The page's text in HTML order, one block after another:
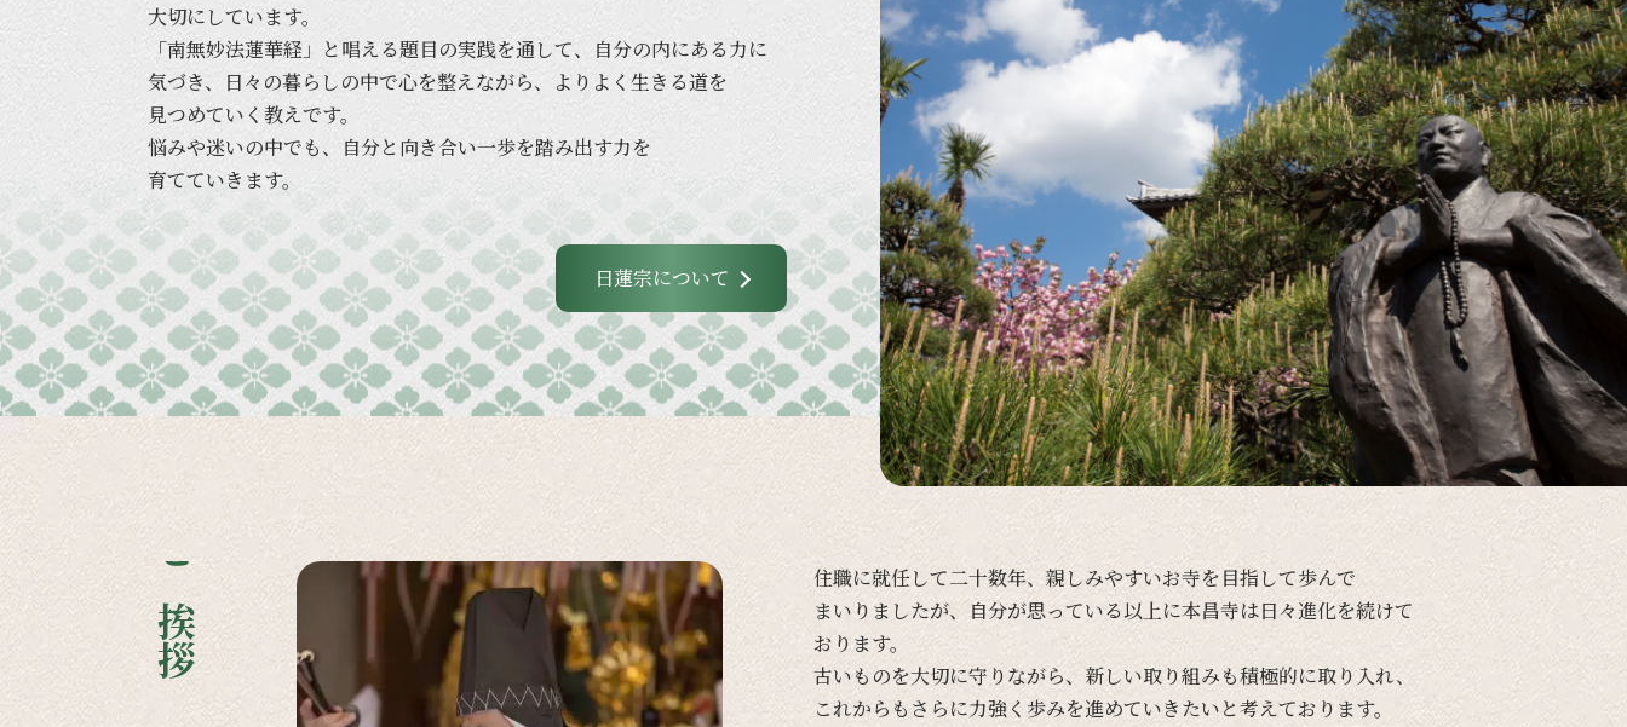
大切にしています。
「南無妙法蓮華経」と唱える題目の実践を通して、 自分の内にある力に
気づき、
日々の暮らしの中で心を整えながら、 より よく 生きる道を
見つめていく 教えです。
悩みや迷いの中でも、 自分と向き合い一歩を踏み出す力を
育てていきます。
日蓮宗について
ご挨拶 住職に就任して二十数年、 親しみやすいお寺を目指して歩んで
まいりましたが、自分が思っている以上に本昌寺は日々進化を続けて
おります。
古いものを大切に守りながら、 新しい取り組みも積極的に取り入れ、
これからも さらに力強く 歩みを進めていきたいと考えております。